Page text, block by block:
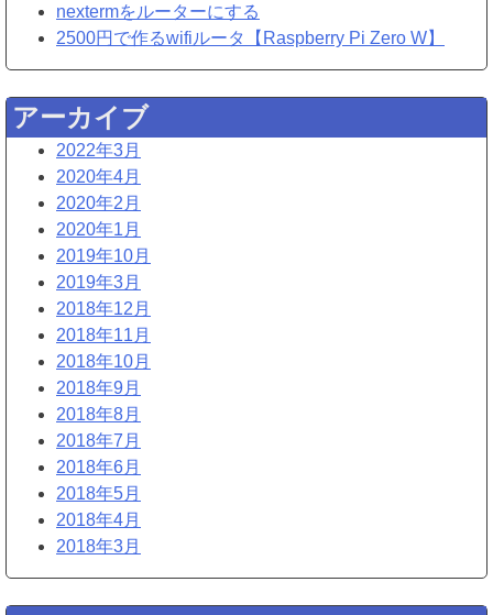
nextermをルーターにする
2500円で作るwifiルータ【Raspberry Pi Zero W】
アーカイブ
2022年3月
2020年4月
2020年2月
2020年1月
2019年10月
2019年3月
2018年12月
2018年11月
2018年10月
2018年9月
2018年8月
2018年7月
2018年6月
2018年5月
2018年4月
2018年3月